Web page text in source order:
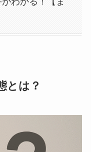
とは？